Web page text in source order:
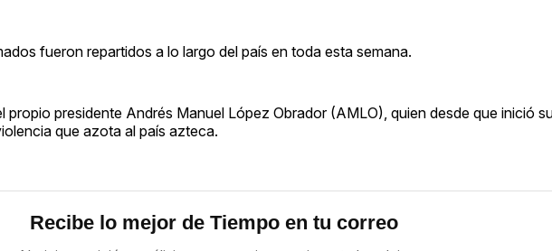
fueron repartidos a lo largo del país en toda esta semana.
presidente Andrés Manuel López Obrador (AMLO), quien desde que inició
que azota al país azteca.
Recibe lo mejor de Tiempo en tu correo